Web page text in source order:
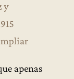
y
apenas